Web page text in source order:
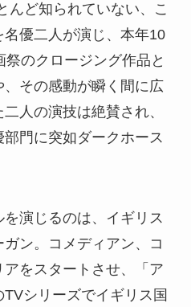
んど知られていない、こ
優二人が演じ、本年10
のクロージング作品と
、その感動が瞬く間に広
人の演技は絶賛され、
門に突如ダークホース
演じるのは、イギリス
ン。コメディアン、コ
をスタートさせ、「ア
シリーズでイギリス国